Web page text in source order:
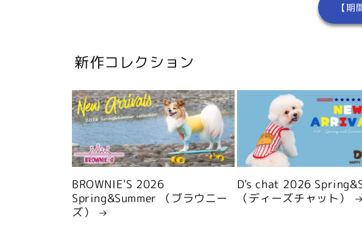
【
新作コレクション
BROWNIE'S 2026
Spring&Summer （ブラウニー
ズ）
D's chat 2026
（ディーズチャット）